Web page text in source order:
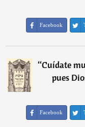
Facebook
“Cuídate
pues
Facebook